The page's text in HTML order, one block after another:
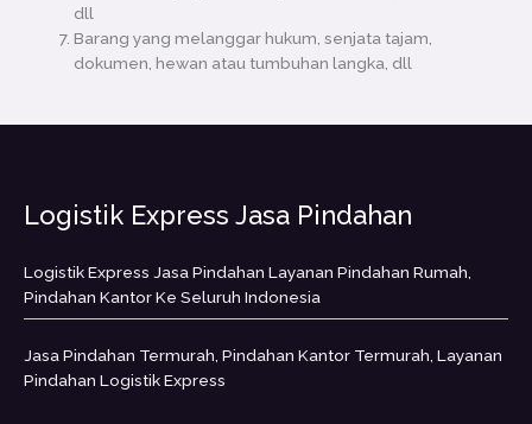
dll
Barang yang melanggar hukum, senjata tajam,
dokumen, hewan atau tumbuhan langka, dll
Logistik Express Jasa Pindahan
Logistik Express Jasa Pindahan Layanan Pindahan Rumah,
Pindahan Kantor Ke Seluruh Indonesia
Jasa Pindahan Termurah, Pindahan Kantor Termurah, Layanan
Pindahan Logistik Express